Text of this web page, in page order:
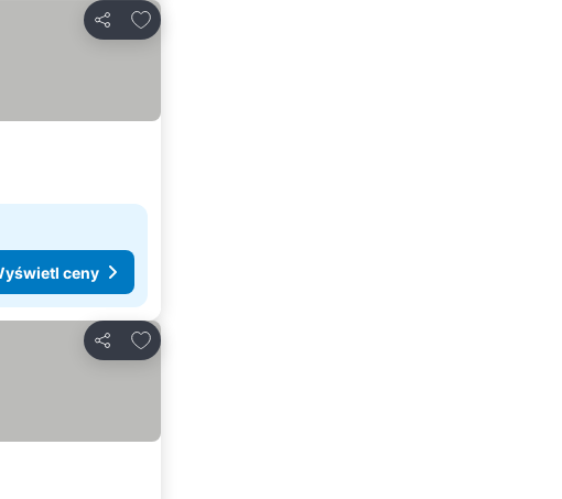
Udostępnij
Dodaj do ulubionych
ceny
Udostępnij
Dodaj do ulubionych